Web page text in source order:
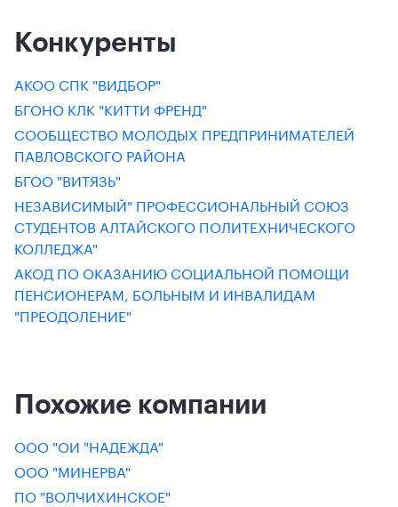
Конкуренты
АКОО СПК "ВИДБОР"
БГОНО КЛК "КИТТИ ФРЕНД"
СООБЩЕСТВО МОЛОДЫХ ПРЕДПРИНИМАТЕЛЕЙ
ПАВЛОВСКОГО РАЙОНА
БГОО "ВИТЯЗЬ"
НЕЗАВИСИМЫЙ" ПРОФЕССИОНАЛЬНЫЙ СОЮЗ
СТУДЕНТОВ АЛТАЙСКОГО ПОЛИТЕХНИЧЕСКОГО
КОЛЛЕДЖА"
АКОД ПО ОКАЗАНИЮ СОЦИАЛЬНОЙ ПОМОЩИ
ПЕНСИОНЕРАМ, БОЛЬНЫМ И ИНВАЛИДАМ
"ПРЕОДОЛЕНИЕ"
Похожие компании
ООО "ОИ "НАДЕЖДА"
ООО "МИНЕРВА"
ПО "ВОЛЧИХИНСКОЕ"